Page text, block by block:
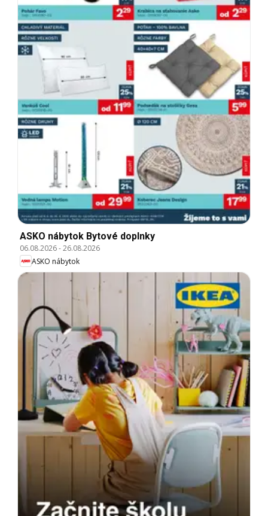
ASKO nábytok Bytové doplnky
06.08.2026-26.08.2026
ASKO nábytok